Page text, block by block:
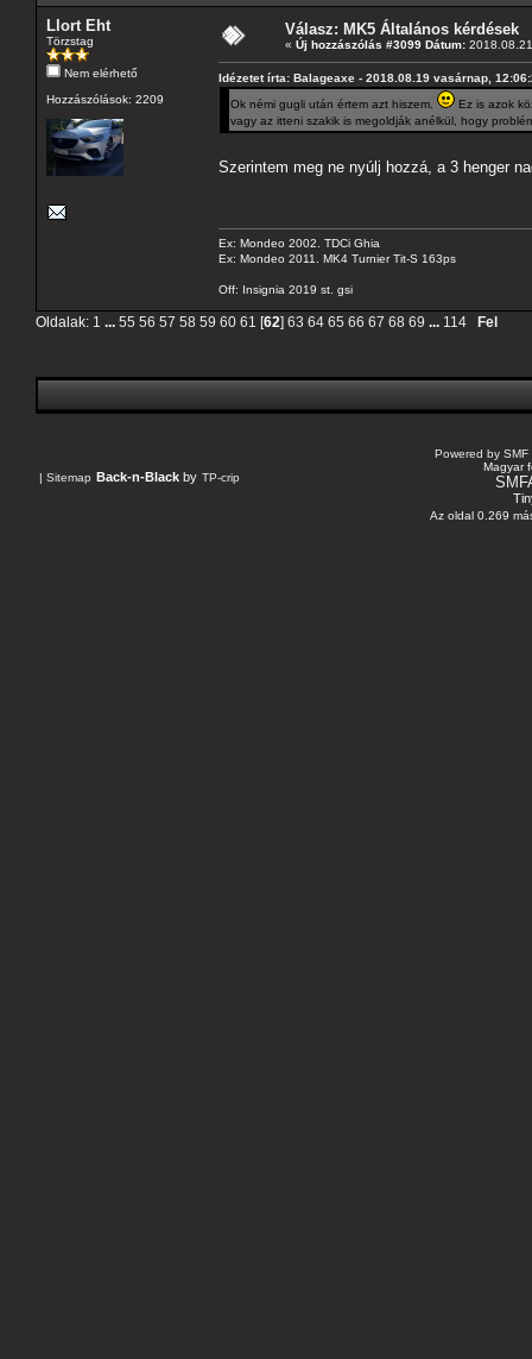
Llort Eht
Törzstag
Nem elérhető
Hozzászólások: 2209
Válasz: MK5 Általános kérdések
« Új hozzászólás #3099 Dátum:
Idézetet írta: Balageaxe - 2018.08.19 vasárnap,
Ok némi gugli után értem azt hiszem.
Ez is azok
vagy az itteni szakik is megoldják anélkül, hogy
Szerintem meg ne nyúlj hozzá, a 3 henger
Ex: Mondeo 2002. TDCi Ghia
Ex: Mondeo 2011. MK4 Turnier Tit-S 163ps
Off: Insignia 2019 st. gsi
Oldalak: 1 ... 55 56 57 58 59 60 61 [62] 63 64 65 66 67 68 69 ... 114 Fel
| Sitemap Back-n-Black by TP-crip
Powered by SMF
Magyar
Az oldal 0.269